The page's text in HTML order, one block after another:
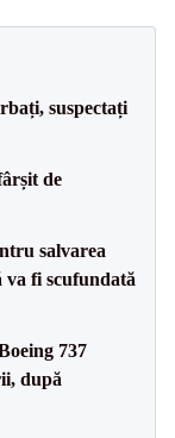
suspectați
de
salvarea
fi scufundată
737
după